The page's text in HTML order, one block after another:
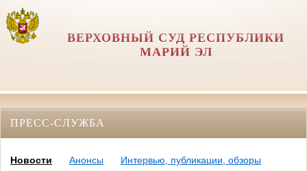
ВЕРХОВНЫЙ СУД РЕСПУБЛИКИ
МАРИЙ ЭЛ
ПРЕСС-СЛУЖБА
Новости Анонсы
Интервью, публикации, обзоры